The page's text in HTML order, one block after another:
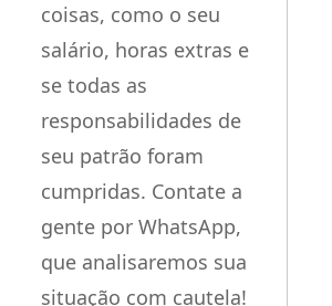
coisas, como o seu
salário, horas extras e
se todas as
responsabilidades de
seu patrão foram
cumpridas. Contate a
gente por WhatsApp,
que analisaremos sua
situação com cautela!